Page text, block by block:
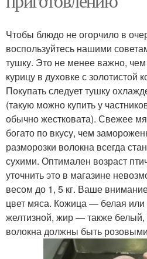
Чтобы блюдо не огорчило в
воспользуйтесь нашими
тушку. Это не менее важно, чем
курицу в духовке с золотистой
Покупать следует тушку
(такую можно купить у
обычно жестковата). Свежее
богато по вкусу, чем
разморозки волокна всегда
сухими. Оптимален возраст
уточнить это в магазине
весом до 1, 5 кг. Ваше
цвет мяса. Кожица — белая или
желтизной, жир — также
волокна должны быть